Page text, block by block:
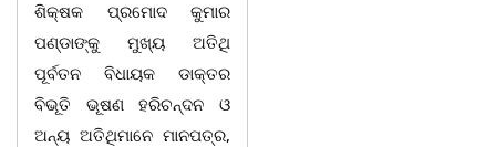
ଶିକ୍ଷକ ପ୍ରମୋଦ କୁମାର
ପଣ୍ଡାଙ୍କୁ ମୁଖ୍ୟ ଅତିଥି
ପୂର୍ବତନ ବିଧାୟକ ଡାକ୍ତର
ବିଭୂତି ଭୂଷଣ ହରିଚନ୍ଦନ ଓ
ଅନ୍ୟ ଅତିଥିମାନେ ମାନପତ୍ର,